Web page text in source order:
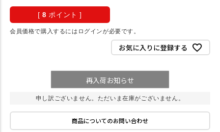
[ 8 ポイント ]
会員価格で購入するにはログインが必要です。
お気に入りに登録する
再入荷お知らせ
申し訳ございません。ただいま在庫がございません。
商品についてのお問い合わせ